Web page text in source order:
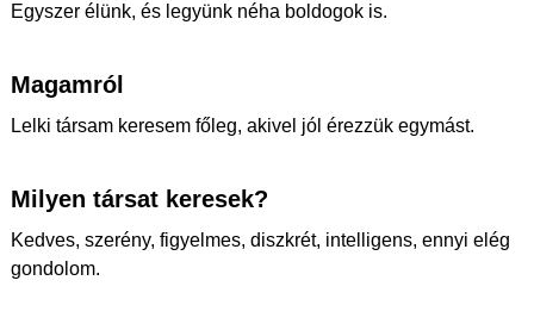
Egyszer élünk, és legyünk néha boldogok is.
Magamról
Lelki társam keresem főleg, akivel jól érezzük egymást.
Milyen társat keresek?
Kedves, szerény, figyelmes, diszkrét, intelligens, ennyi elég
gondolom.